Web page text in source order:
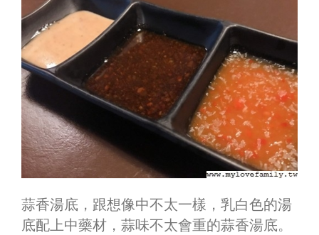
蒜香湯底，跟想像中不太一樣，乳白色的湯
底配上中藥材，蒜味不太會重的蒜香湯底。